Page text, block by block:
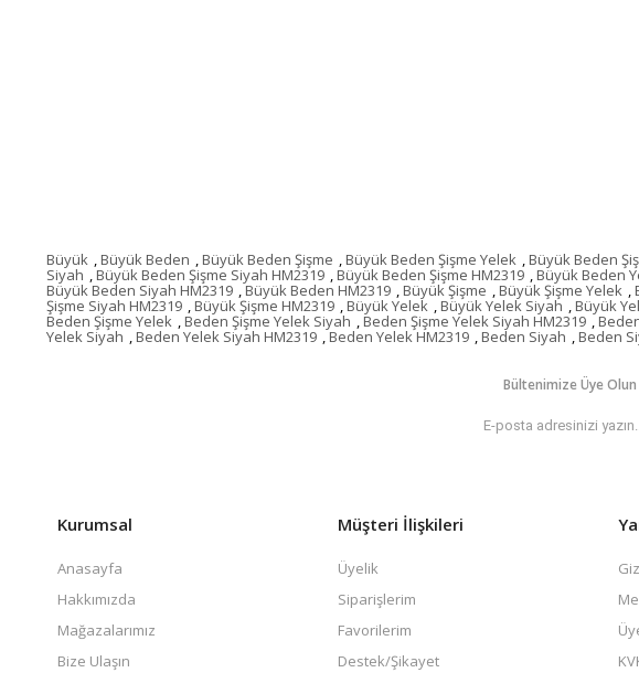
Büyük ,Büyük Beden ,Büyük Beden Şişme ,Büyük Beden Şişme Yelek ,Büyük Beden
Siyah ,Büyük Beden Şişme Siyah HM2319 ,Büyük Beden Şişme HM2319 ,Büyük Beden
Büyük Beden Siyah HM2319 ,Büyük Beden HM2319 ,Büyük Şişme ,Büyük Şişme Yelek ,
Şişme Siyah HM2319 ,Büyük Şişme HM2319 ,Büyük Yelek ,Büyük Yelek Siyah ,Büyük
Beden Şişme Yelek ,Beden Şişme Yelek Siyah ,Beden Şişme Yelek Siyah HM2319 ,
Yelek Siyah ,Beden Yelek Siyah HM2319 ,Beden Yelek HM2319 ,Beden Siyah ,Beden
Bültenimize Üye
Kurumsal
Anasayfa
Hakkımızda
Mağazalarımız
Bize Ulaşın
Müşteri İlişkileri
Üyelik
Siparişlerim
Favorilerim
Destek/Şikayet